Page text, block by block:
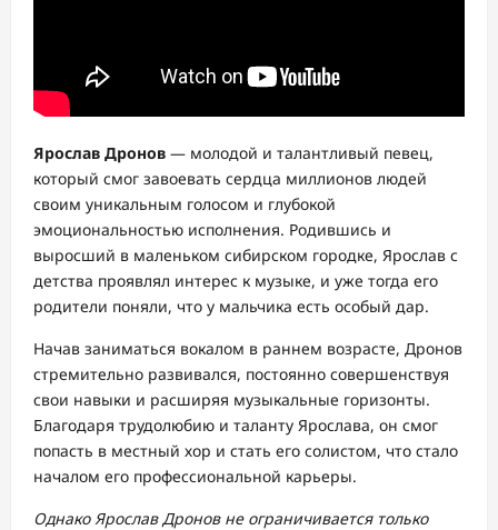
Ярослав Дронов — молодой и талантливый певец,
который смог завоевать сердца миллионов людей
своим уникальным голосом и глубокой
эмоциональностью исполнения. Родившись и
выросший в маленьком сибирском городке, Ярослав с
детства проявлял интерес к музыке, и уже тогда его
родители поняли, что у мальчика есть особый дар.
Начав заниматься вокалом в раннем возрасте, Дронов
стремительно развивался, постоянно совершенствуя
свои навыки и расширяя музыкальные горизонты.
Благодаря трудолюбию и таланту Ярослава, он смог
попасть в местный хор и стать его солистом, что стало
началом его профессиональной карьеры.
Однако Ярослав Дронов не ограничивается только